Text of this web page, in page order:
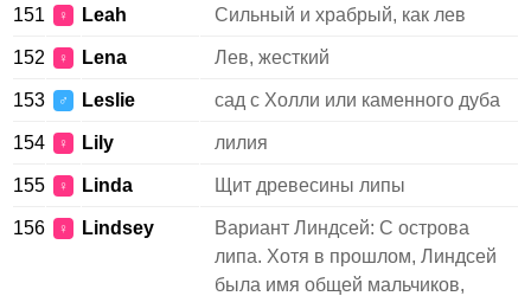
151 ♀ Leah Сильный и храбрый, как лев
152 ♀ Lena Лев, жесткий
153 ♂ Leslie сад с Холли или каменного дуба
154 ♀ Lily лилия
155 ♀ Linda Щит древесины липы
156 ♀ Lindsey
Вариант Линдсей: С острова
липа. Хотя в прошлом, Линдсей
была имя общей мальчиков,